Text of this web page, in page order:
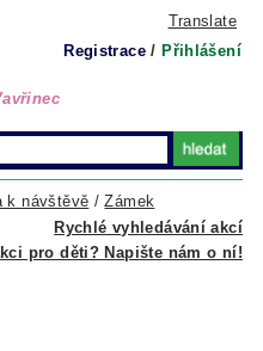
Translate
Registrace / Přihlášení
Rychlé vyhledávání akcí
k návštěvě /Zámek
pro děti? Napište nám o ní!